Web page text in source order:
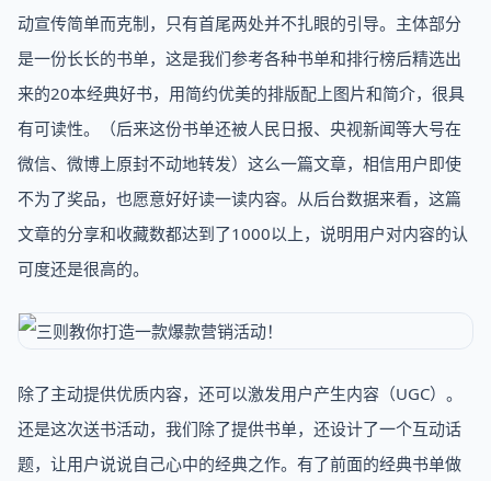
动宣传简单而克制，只有首尾两处并不扎眼的引导。主体部分
是一份长长的书单，这是我们参考各种书单和排行榜后精选出
来的20本经典好书，用简约优美的排版配上图片和简介，很具
有可读性。（后来这份书单还被人民日报、央视新闻等大号在
微信、微博上原封不动地转发）这么一篇文章，相信用户即使
不为了奖品，也愿意好好读一读内容。从后台数据来看，这篇
文章的分享和收藏数都达到了1000以上，说明用户对内容的认
可度还是很高的。
除了主动提供优质内容，还可以激发用户产生内容（UGC）。
还是这次送书活动，我们除了提供书单，还设计了一个互动话
题，让用户说说自己心中的经典之作。有了前面的经典书单做